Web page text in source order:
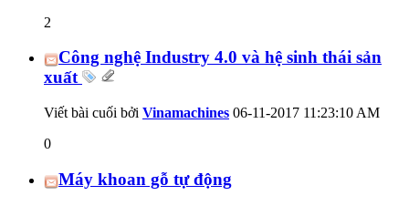
2
Công nghệ Industry 4.0 và hệ sinh thái sản
xuất
Viết bài cuối bởi Vinamachines 06-11-2017 11:23:10 AM
0
Máy khoan gỗ tự động